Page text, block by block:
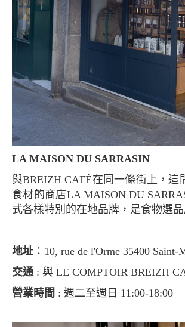
LA MAISON DU SARRASIN
與BREIZH CAFÉ在同一條街上，這間販賣各式在地
食材的商店LA MAISON DU
式各樣特別的在地品牌，是食物選品
地址 ：10, rue de l'Orme 35400 Saint-
交通 : 與 LE COMPTOIR BREIZH
營業時間 : 週二至週日 11:00‐18:00